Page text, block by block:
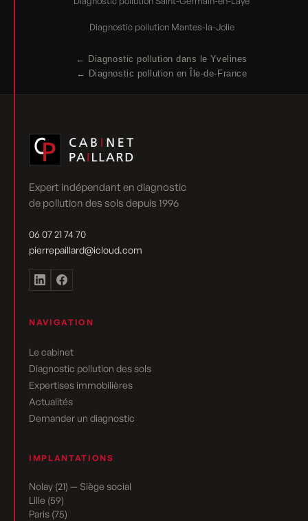
Diagnostic pollution Mantes-la-Jolie
← Diagnostic pollution dans le Yvelines
← Diagnostic pollution en Île-de-France
Expert indépendant en diagnostic
de pollution des sols depuis 1996
06 07 21 74 70
pierrepaillard@icloud.com
NAVIGATION
Le cabinet
Diagnostic pollution des sols
Expertises immobilières
Actualités
Demander un diagnostic
IMPLANTATIONS
Nolay (21) — Siège social
Lille (59)
Paris (75)